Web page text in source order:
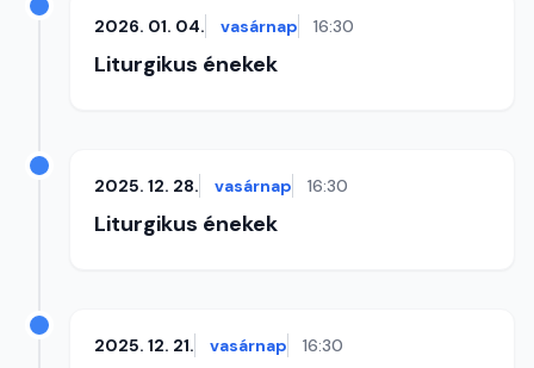
2026. 01. 04. vasárnap 16:30
Liturgikus énekek
2025. 12. 28. vasárnap 16:30
Liturgikus énekek
2025. 12. 21. vasárnap 16:30